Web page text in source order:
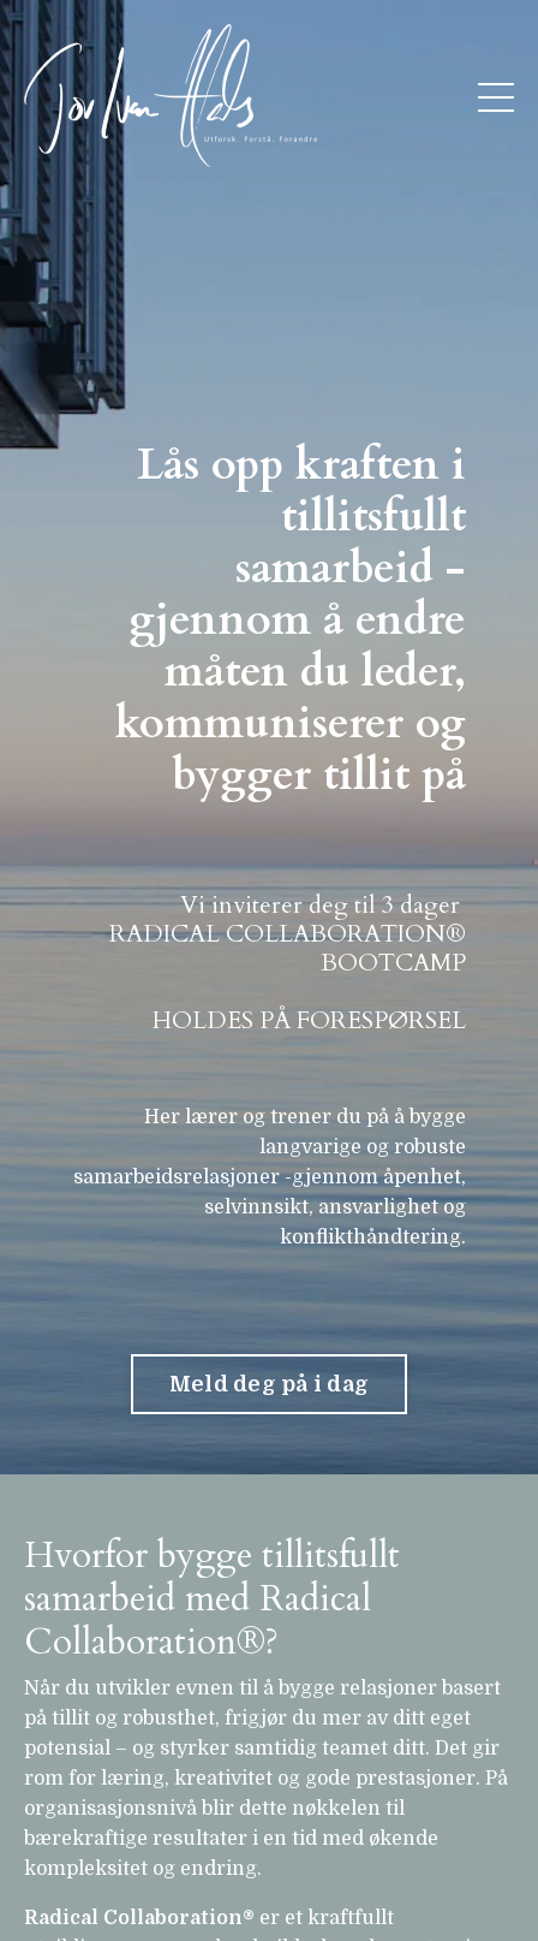
Lås opp kraften i
tillitsfullt
samarbeid -
gjennom å endre
måten du leder,
kommuniserer og
bygger tillit på
Vi inviterer deg til 3 dager
RADICAL COLLABORATION®
BOOTCAMP
HOLDES PÅ FORESPØRSEL
Her lærer og trener du på å bygge
langvarige og robuste
samarbeidsrelasjoner -gjennom åpenhet,
selvinnsikt, ansvarlighet og
konflikthåndtering.
Meld deg på i dag
Hvorfor bygge tillitsfullt
samarbeid med Radical
Collaboration®?
Når du utvikler evnen til å bygge relasjoner basert
på tillit og robusthet, frigjør du mer av ditt eget
potensial – og styrker samtidig teamet ditt. Det gir
rom for læring, kreativitet og gode prestasjoner. På
organisasjonsnivå blir dette nøkkelen til
bærekraftige resultater i en tid med økende
kompleksitet og endring.
Radical Collaboration® er et kraftfullt